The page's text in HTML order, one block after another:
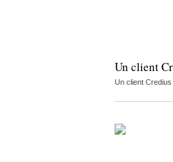
Un client
Un client